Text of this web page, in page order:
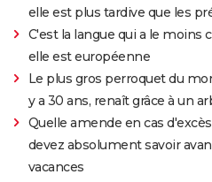
elle est plus tardive que les
C'est la langue qui a le moins
elle est européenne
Le plus gros perroquet du
y a 30 ans, renaît grâce à un
Quelle amende en cas
devez absolument savoir
vacances